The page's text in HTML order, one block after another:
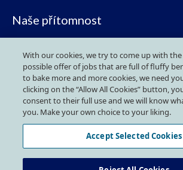
Naše přítomnost
SLEDUJTE NÁS NA SOCIÁLNÍCH
With our cookies, we try to come up with
possible offer of jobs that are full of fluffy
to bake more and more cookies, we need
clicking on the “Allow All Cookies” button,
consent to their full use and we will know
you. Make your own choice to your liking.
Accept Selected Cookies